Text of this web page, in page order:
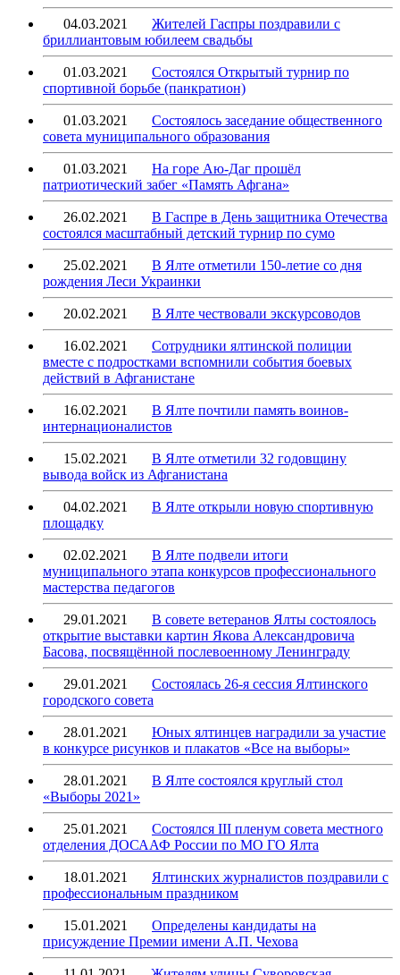
04.03.2021
Жителей Гаспры поздравили с
бриллиантовым юбилеем свадьбы
01.03.2021
Состоялся Открытый турнир по
спортивной борьбе (панкратион)
01.03.2021
Состоялось заседание общественного
совета муниципального образования
01.03.2021
На горе Аю-Даг прошёл
патриотический забег «Память Афгана»
26.02.2021
В Гаспре в День защитника Отечества
состоялся масштабный детский турнир по сумо
25.02.2021
В Ялте отметили 150-летие со дня
рождения Леси Украинки
20.02.2021 В Ялте чествовали экскурсоводов
16.02.2021
Сотрудники ялтинской полиции
вместе с подростками вспомнили события боевых
действий в Афганистане
16.02.2021
В Ялте почтили память воинов-
интернационалистов
15.02.2021
В Ялте отметили 32 годовщину
вывода войск из Афганистана
04.02.2021
В Ялте открыли новую спортивную
площадку
02.02.2021
В Ялте подвели итоги
муниципального этапа конкурсов профессионального
мастерства педагогов
29.01.2021
В совете ветеранов Ялты состоялось
открытие выставки картин Якова Александровича
Басова, посвящённой послевоенному Ленинграду
29.01.2021
Состоялась 26-я сессия Ялтинского
городского совета
28.01.2021
Юных ялтинцев наградили за участие
в конкурсе рисунков и плакатов «Все на выборы»
28.01.2021
В Ялте состоялся круглый стол
«Выборы 2021»
25.01.2021
Состоялся III пленум совета местного
отделения ДОСААФ России по МО ГО Ялта
18.01.2021
Ялтинских журналистов поздравили с
профессиональным праздником
15.01.2021
Определены кандидаты на
присуждение Премии имени А.П. Чехова